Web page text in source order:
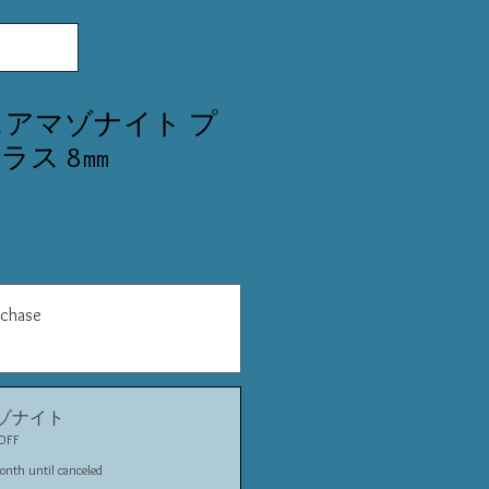
マゾナイト プ
ス 8㎜
ナイト
until canceled